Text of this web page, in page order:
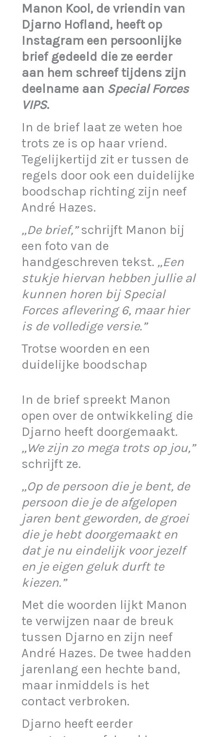
Manon Kool, de vriendin van
Djarno Hofland, heeft op
Instagram een persoonlijke
brief gedeeld die ze eerder
aan hem schreef tijdens zijn
deelname aan Special Forces
VIPS.
In de brief laat ze weten hoe
trots ze is op haar vriend.
Tegelijkertijd zit er tussen de
regels door ook een duidelijke
boodschap richting zijn neef
André Hazes.
„De brief,”schrijft Manon bij
een foto van de
handgeschreven tekst. „Een
stukje hiervan hebben jullie al
kunnen horen bij Special
Forces aflevering 6, maar hier
is de volledige versie.”
Trotse woorden en een
duidelijke boodschap
In de brief spreekt Manon
open over de ontwikkeling die
Djarno heeft doorgemaakt.
„We zijn zo mega trots op jou,”
schrijft ze.
„Op de persoon die je bent, de
persoon die je de afgelopen
jaren bent geworden, de groei
die je hebt doorgemaakt en
dat je nu eindelijk voor jezelf
en je eigen geluk durft te
kiezen.”
Met die woorden lijkt Manon
te verwijzen naar de breuk
tussen Djarno en zijn neef
André Hazes. De twee hadden
jarenlang een hechte band,
maar inmiddels is het
contact verbroken.
Djarno heeft eerder